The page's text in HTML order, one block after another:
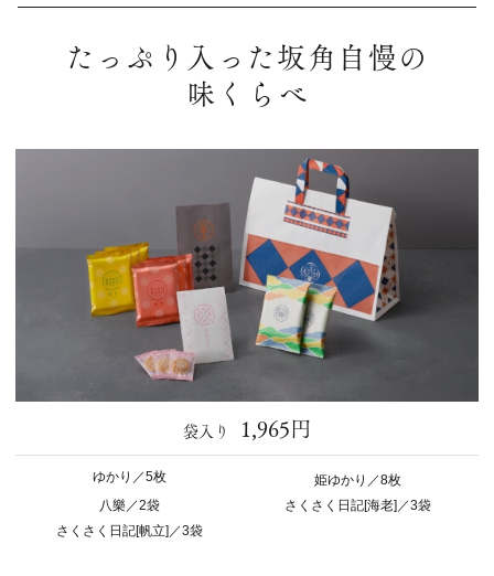
たっぷり入った坂角自慢の
味くらべ
袋入り 1,965円
ゆかり／5枚
姫ゆかり／8枚
八樂／2袋
さくさく日記[海老]／3袋
さくさく日記[帆立]／3袋